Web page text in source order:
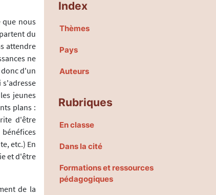
que nous
du
attendre
ne
d'un
jeunes
plans :
d'être
etc.) En
et d'être
de la
Index
Thèmes
Pays
Auteurs
Rubriques
En classe
Dans la cité
Formations et ressources
pédagogiques